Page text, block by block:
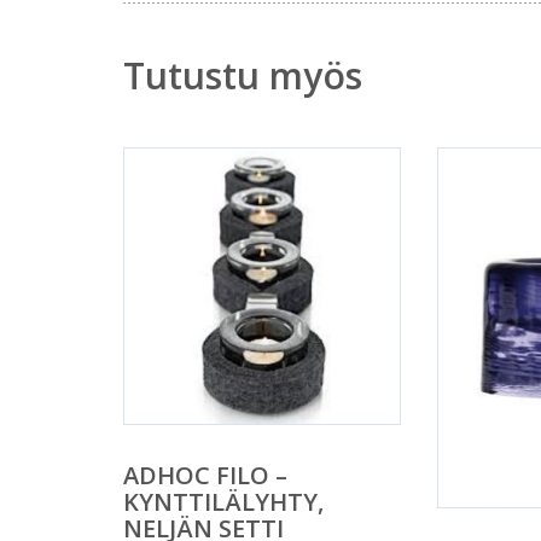
Tutustu myös
ADHOC FILO –
KYNTTILÄLYHTY,
NELJÄN SETTI